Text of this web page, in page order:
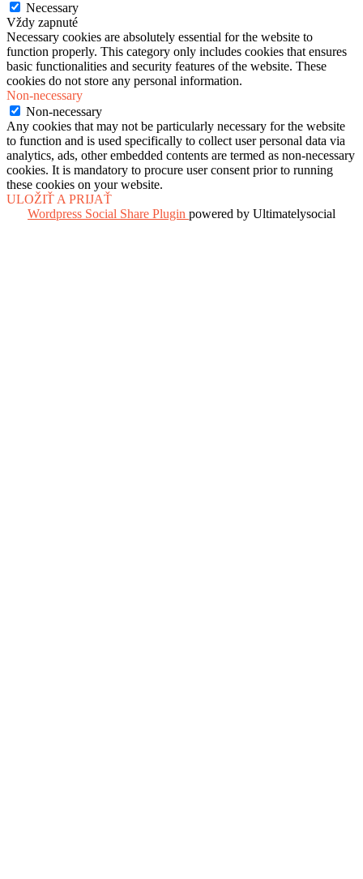
Necessary
Vždy zapnuté
Necessary cookies are absolutely essential for the website to
function properly. This category only includes cookies that ensures
basic functionalities and security features of the website. These
cookies do not store any personal information.
Non-necessary
Non-necessary
Any cookies that may not be particularly necessary for the website
to function and is used specifically to collect user personal data via
analytics, ads, other embedded contents are termed as non-necessary
cookies. It is mandatory to procure user consent prior to running
these cookies on your website.
ULOŽIŤ A PRIJAŤ
Wordpress Social Share Plugin powered by Ultimatelysocial